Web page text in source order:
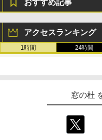
おすすめ記事
アクセスランキング
1時間 24時間
窓の杜